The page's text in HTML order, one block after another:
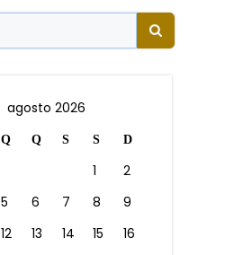
agosto 2026
Q Q S S D
1
2
5 6 7 8
9
12 13 14 15
16